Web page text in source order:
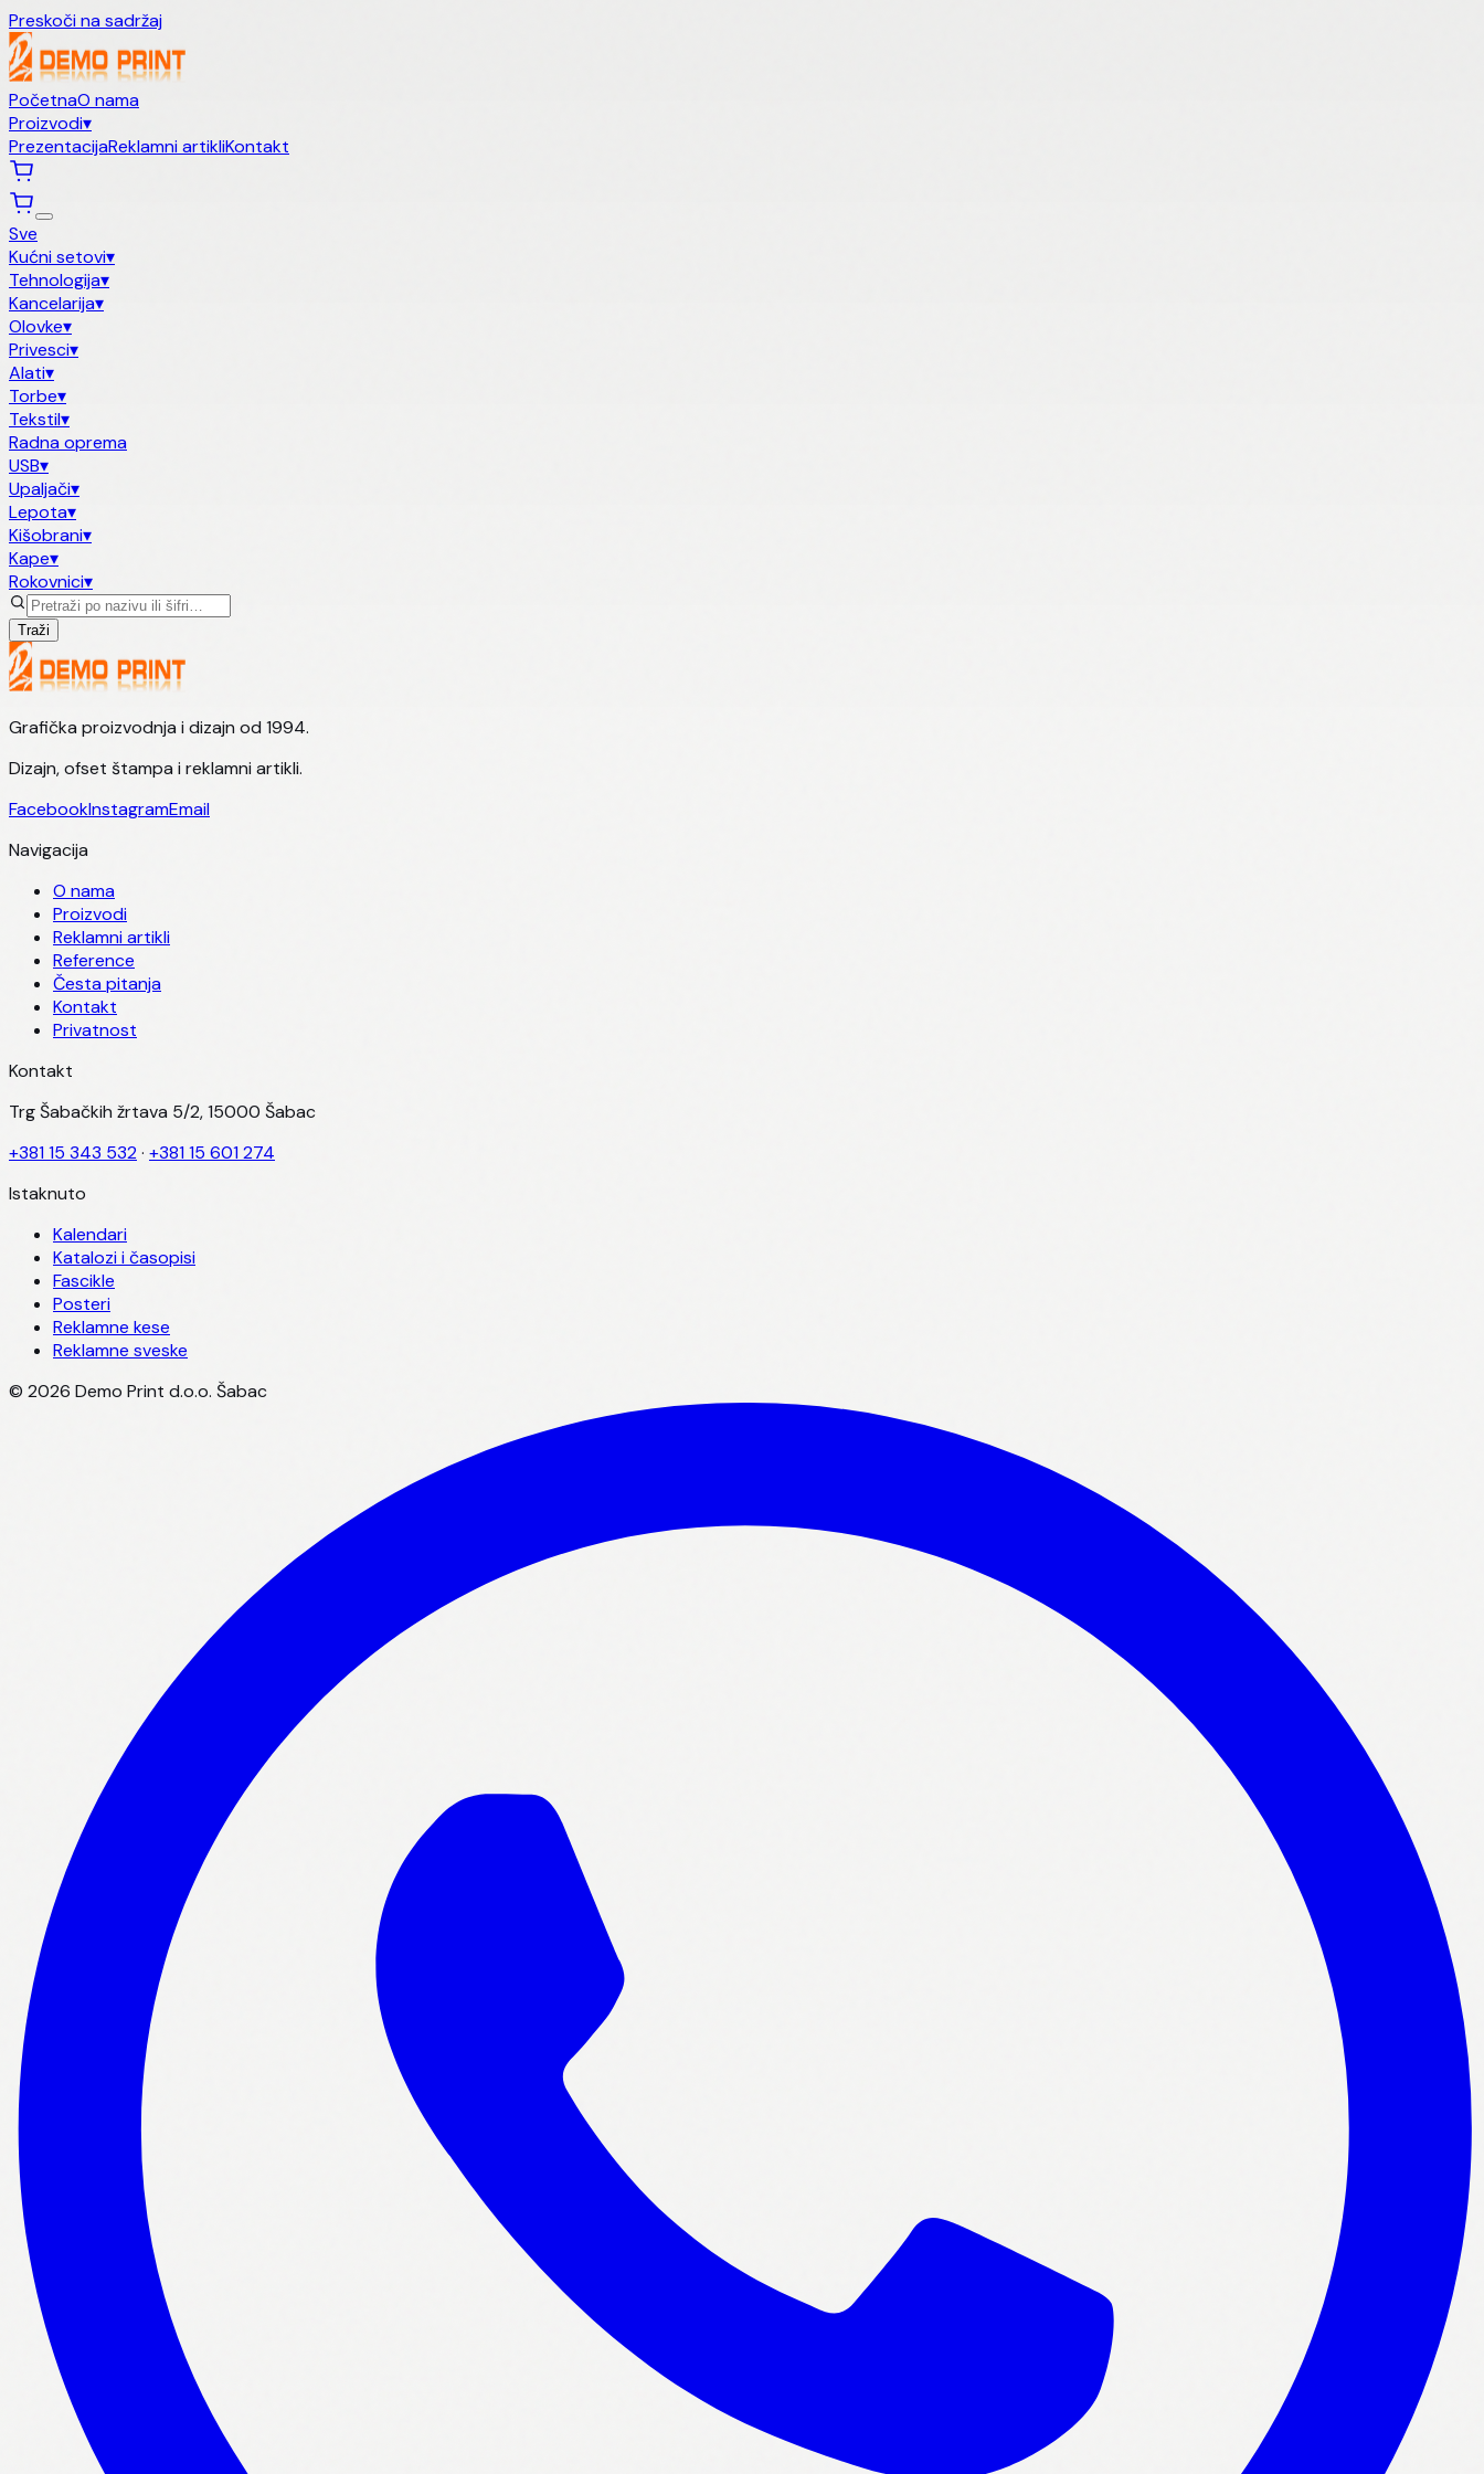
Preskoči na sadržaj
PočetnaO nama
Proizvodi▾
PrezentacijaReklamni artikliKontakt
Sve
Kućni setovi▾
Tehnologija▾
Kancelarija▾
Olovke▾
Privesci▾
Alati▾
Torbe▾
Tekstil▾
Radna oprema
USB▾
Upaljači▾
Lepota▾
Kišobrani▾
Kape▾
Rokovnici▾
Traži
Grafička proizvodnja i dizajn od 1994.
Dizajn, ofset štampa i reklamni artikli.
FacebookInstagramEmail
Navigacija
O nama
Proizvodi
Reklamni artikli
Reference
Česta pitanja
Kontakt
Privatnost
Kontakt
Trg Šabačkih žrtava 5/2, 15000 Šabac
+381 15 343 532· +381 15 601 274
Istaknuto
Kalendari
Katalozi i časopisi
Fascikle
Posteri
Reklamne kese
Reklamne sveske
© 2026 Demo Print d.o.o. Šabac